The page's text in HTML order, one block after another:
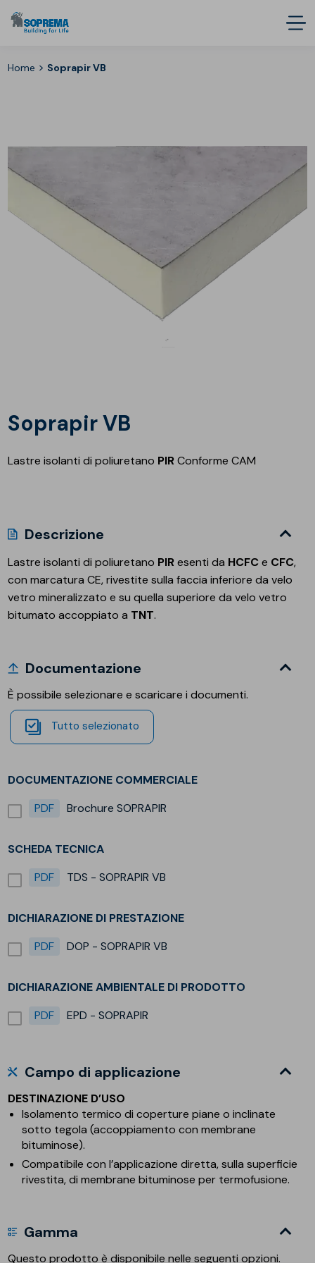
Home > Soprapir VB
Soprapir VB
Lastre isolanti di poliuretano PIRConforme CAM
Descrizione
Lastre isolanti di poliuretano PIResenti da HCFCe CFC,
con marcatura CE, rivestite sulla faccia inferiore da velo
vetro mineralizzato e su quella superiore da velo vetro
bitumato accoppiato a TNT.
Documentazione
È possibile selezionare e scaricare i documenti.
Tutto selezionato
DOCUMENTAZIONE COMMERCIALE
PDF
Brochure SOPRAPIR
SCHEDA TECNICA
PDF
TDS - SOPRAPIR VB
DICHIARAZIONE DI PRESTAZIONE
PDF
DOP - SOPRAPIR VB
DICHIARAZIONE AMBIENTALE DI PRODOTTO
PDF
EPD - SOPRAPIR
Campo di applicazione
DESTINAZIONE D’USO
Isolamento termico di coperture piane o inclinate
sotto tegola (accoppiamento con membrane
bituminose).
Compatibile con l’applicazione diretta, sulla superficie
rivestita, di membrane bituminose per termofusione.
Gamma
Questo prodotto è disponibile nelle seguenti opzioni.